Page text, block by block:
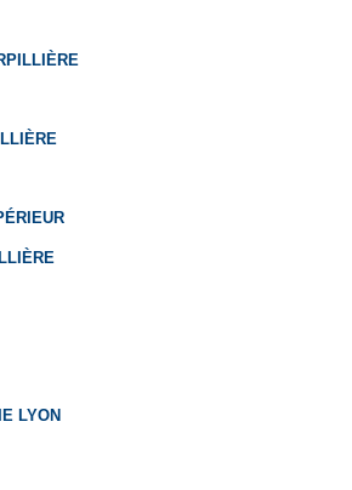
LYON